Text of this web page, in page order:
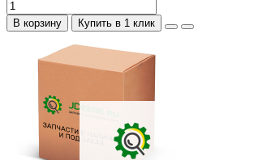
В корзину Купить в 1 клик